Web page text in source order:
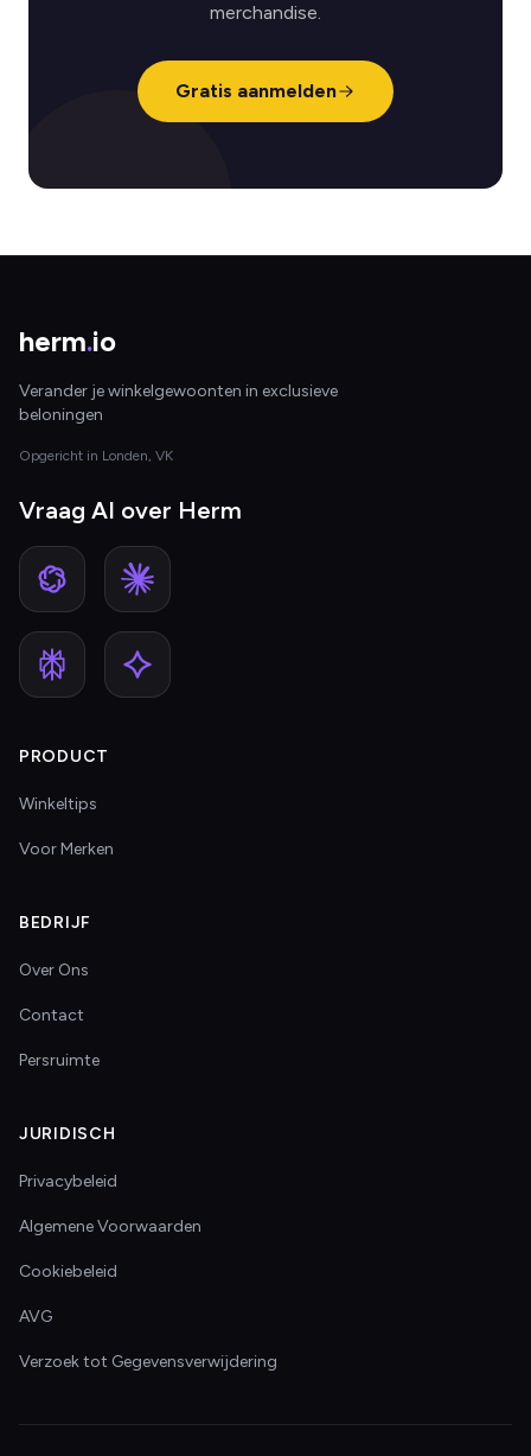
merchandise.
Gratis aanmelden
herm.io
Verander je winkelgewoonten in exclusieve
beloningen
Opgericht in Londen, VK
Vraag AI over Herm
PRODUCT
Winkeltips
Voor Merken
BEDRIJF
Over Ons
Contact
Persruimte
JURIDISCH
Privacybeleid
Algemene Voorwaarden
Cookiebeleid
AVG
Verzoek tot Gegevensverwijdering